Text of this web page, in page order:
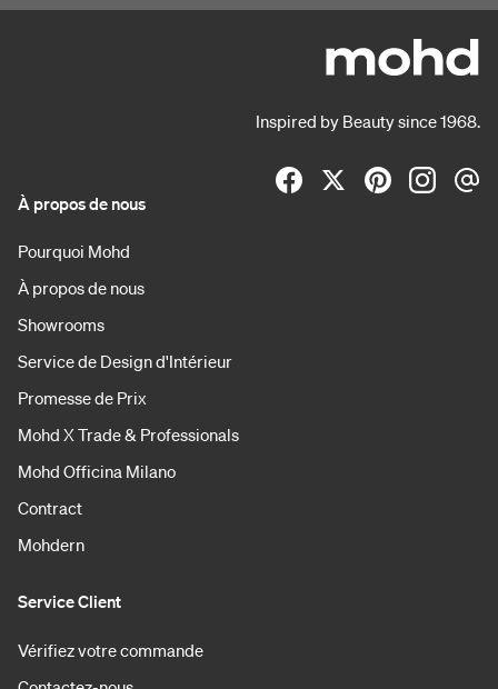
Inspired by Beauty since 1968.
À propos de nous
Pourquoi Mohd
À propos de nous
Showrooms
Service de Design d'Intérieur
Promesse de Prix
Mohd X Trade & Professionals
Mohd Officina Milano
Contract
Mohdern
Service Client
Vérifiez votre commande